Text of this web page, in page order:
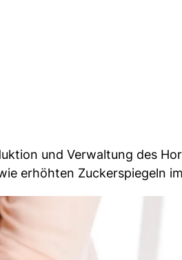
und Verwaltung des
erhöhten Zuckerspiegeln